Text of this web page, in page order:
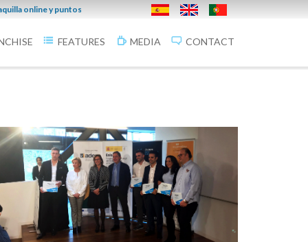
y puntos de venta en la provincia. 27/02/2019
FEATURES MEDIA CONTACT